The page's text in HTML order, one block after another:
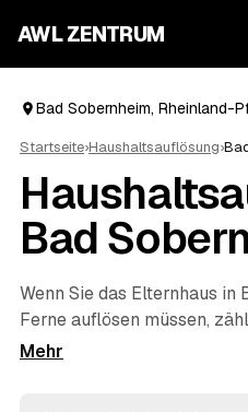
AWL ZENTRUM
Bad Sobernheim, Rheinland-
Startseite›Haushaltsauflösung›
Bad
Wenn Sie das Elternhaus in
Ferne auflösen müssen,
bündelt die Suche: Eine